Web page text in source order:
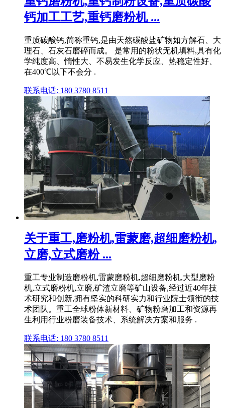
钙加工工艺,重钙磨粉机 ...
重质碳酸钙,简称重钙,是由天然碳酸盐矿物如方解石、大
理石、石灰石磨碎而成。 是常用的粉状无机填料,具有化
学纯度高、惰性大、不易发生化学反应、热稳定性好、
在400℃以下不会分 .
联系电话: 180 3780 8511
关于重工,磨粉机,雷蒙磨,超细磨粉机,
立磨,立式磨粉 ...
重工专业制造磨粉机,雷蒙磨粉机,超细磨粉机,大型磨粉
机,立式磨粉机,立磨,矿渣立磨等矿山设备,经过近40年技
术研究和创新,拥有坚实的科研实力和行业院士领衔的技
术团队。重工全球粉体新材料、矿物粉磨加工和资源再
生利用行业粉磨装备技术、系统解决方案和服务 .
联系电话: 180 3780 8511